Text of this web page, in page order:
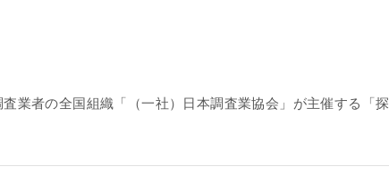
業者の全国組織「（一社）日本調査業協会」が主催する「探